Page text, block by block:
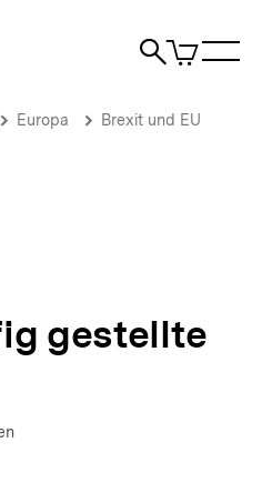
Suche
Artikel
im
Europa Brexit und EU
gestellte